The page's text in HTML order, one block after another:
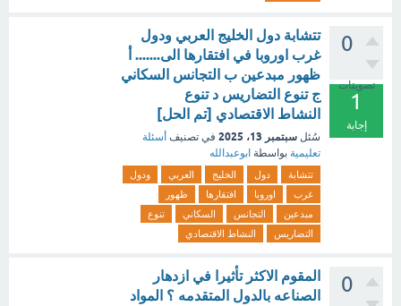
0
تصويتات
1
إجابة
تتشابة دول الخليج العربي ودول
غرب اوروبا في افتقارها الى....... أ
ظهور مبدعين ب التجانس السكاني
ج تنوع التضاريس د تنوع
النشاط الاقتصادي [تم الحل]
سُئل سبتمبر 13، 2025 في تصنيف أسئلة
تعليمية بواسطة ابوعبدالله
تتشابة دول الخليج العربي
ودول
غرب
اوروبا افتقارها
ظهور
مبدعين
التجانس السكاني
تنوع
التضاريس
النشاط الاقتصادي
0
المقوم الاكثر تأثيرا في ازدهار
الصناعه بالدول المتقدمه ؟ المواد